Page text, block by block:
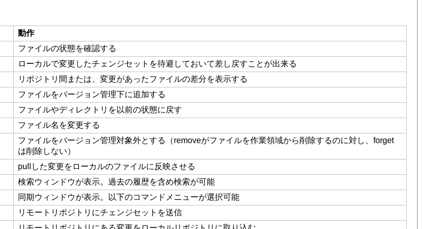
動作
ファイルの状態を確認する
ローカルで変更したチェンジセットを待避しておいて差し戻すことが出来る
リポジトリ間または、変更があったファイルの差分を表示する
ファイルをバージョン管理下に追加する
ファイルやディレクトリを以前の状態に戻す
ファイル名を変更する
ファイルをバージョン管理対象外とする（removeがファイルを作業領域から削除するのに対し、forget
は削除しない）
pullした変更をローカルのファイルに反映させる
検索ウィンドウが表示。過去の履歴を含め検索が可能
同期ウィンドウが表示。以下のコマンドメニューが選択可能
リモートリポジトリにチェンジセットを送信